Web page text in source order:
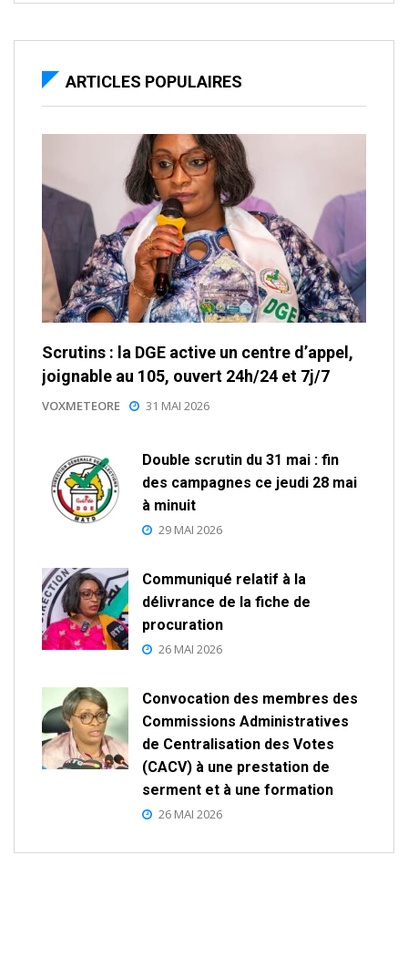
ARTICLES POPULAIRES
Scrutins : la DGE active un centre d’appel,
joignable au 105, ouvert 24h/24 et 7j/7
VOXMETEORE 31 MAI 2026
Double scrutin du 31 mai : fin
des campagnes ce jeudi 28 mai
à minuit
29 MAI 2026
Communiqué relatif à la
délivrance de la fiche de
procuration
26 MAI 2026
Convocation des membres des
Commissions Administratives
de Centralisation des Votes
(CACV) à une prestation de
serment et à une formation
26 MAI 2026